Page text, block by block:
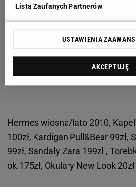
Hermes wiosna/lato 2010,
100zł, Kardigan Pull&Bear 99zł,
99zł, Sandały Zara 199zł ,
ok.175zł, Okulary New Look 20zł
Lista Zaufanych Partnerów
USTAWIENIA
AKCEPTUJĘ